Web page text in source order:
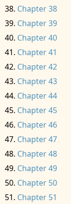
Chapter 38
Chapter 39
Chapter 40
Chapter 41
Chapter 42
Chapter 43
Chapter 44
Chapter 45
Chapter 46
Chapter 47
Chapter 48
Chapter 49
Chapter 50
Chapter 51